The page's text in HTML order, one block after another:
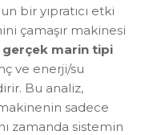
bir yıpratıcı etki
çamaşır makinesi
gerçek marin tipi
ve enerji/su
Bu analiz,
sadece
zamanda sistemin